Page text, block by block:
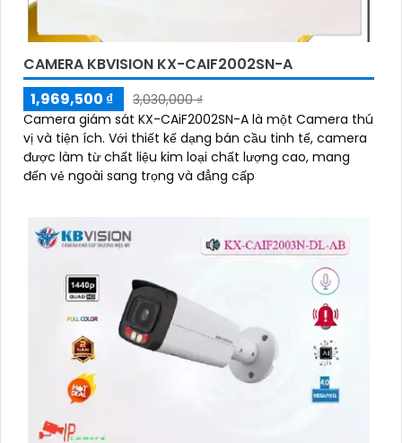
CAMERA KBVISION KX-CAIF2002SN-A
1,969,500 ₫
3,030,000 ₫
Camera giám sát KX-CAiF2002SN-A là một Camera thú
vị và tiện ích. Với thiết kế dạng bán cầu tinh tế, camera
được làm từ chất liệu kim loại chất lượng cao, mang
đến vẻ ngoài sang trọng và đẳng cấp